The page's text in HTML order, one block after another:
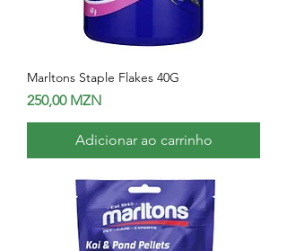
Marltons Staple Flakes 40G
Preço
250,00 MZN
Adicionar ao carrinho